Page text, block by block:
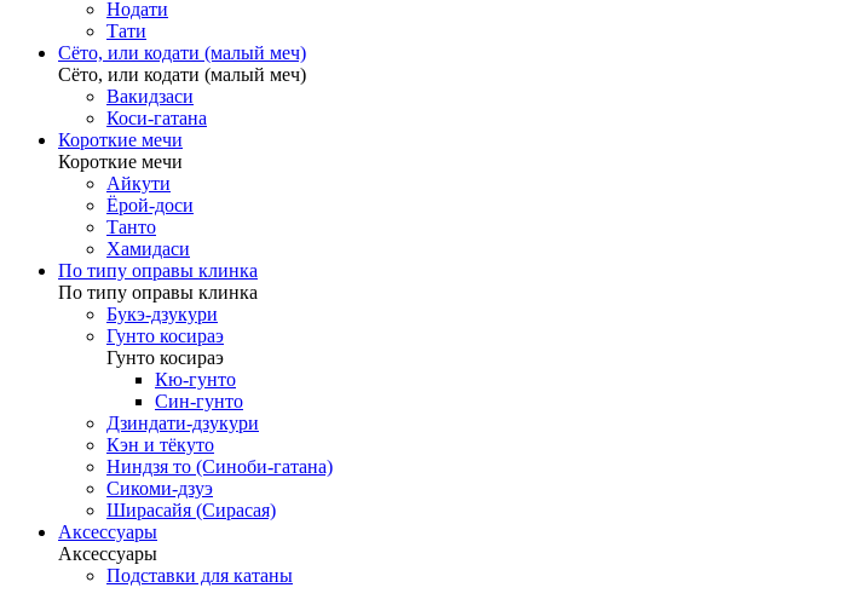
Нодати
Тати
Сёто, или кодати (малый меч)
Сёто, или кодати (малый меч)
Вакидзаси
Коси-гатана
Короткие мечи
Короткие мечи
Айкути
Ёрой-доси
Танто
Хамидаси
По типу оправы клинка
По типу оправы клинка
Букэ-дзукури
Гунто косираэ
Гунто косираэ
Кю-гунто
Син-гунто
Дзиндати-дзукури
Кэн и тёкуто
Ниндзя то (Синоби-гатана)
Сикоми-дзуэ
Ширасайя (Сирасая)
Аксессуары
Аксессуары
Подставки для катаны